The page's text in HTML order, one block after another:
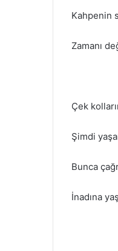
Kahpenin
Zamanı
Çek
Şimdi
Bunca
İnadına